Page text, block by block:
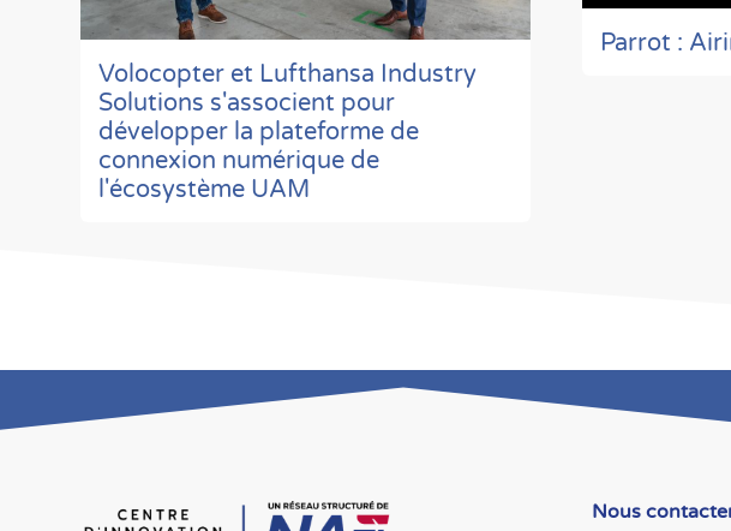
Volocopter et Lufthansa Industry
Solutions s'associent pour
développer la plateforme de
connexion numérique de
l'écosystème UAM
Parrot :
Nous